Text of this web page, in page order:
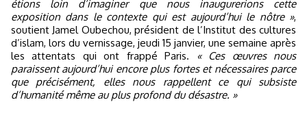
étions loin d’imaginer que nous inaugurerions cette
exposition dans le contexte qui est aujourd’hui le nôtre »,
soutient Jamel Oubechou, président de l’Institut des cultures
d’islam, lors du vernissage, jeudi 15 janvier, une semaine après
les attentats qui ont frappé Paris.
« Ces œuvres nous
paraissent aujourd’hui encore plus fortes et nécessaires parce
que précisément, elles nous rappellent ce qui subsiste
d’humanité même au plus profond du désastre. »